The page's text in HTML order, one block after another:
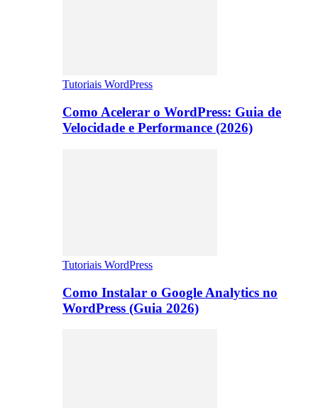
Tutoriais WordPress
Como Acelerar o WordPress: Guia de
Velocidade e Performance (2026)
Tutoriais WordPress
Como Instalar o Google Analytics no
WordPress (Guia 2026)